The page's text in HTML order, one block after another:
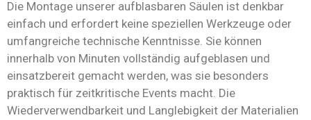
Die Montage unserer aufblasbaren Säulen ist denkbar
einfach und erfordert keine speziellen Werkzeuge oder
umfangreiche technische Kenntnisse. Sie können
innerhalb von Minuten vollständig aufgeblasen und
einsatzbereit gemacht werden, was sie besonders
praktisch für zeitkritische Events macht. Die
Wiederverwendbarkeit und Langlebigkeit der Materialien